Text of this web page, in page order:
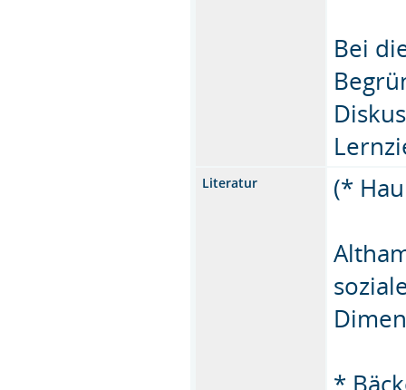
Bei
Literatur
(*